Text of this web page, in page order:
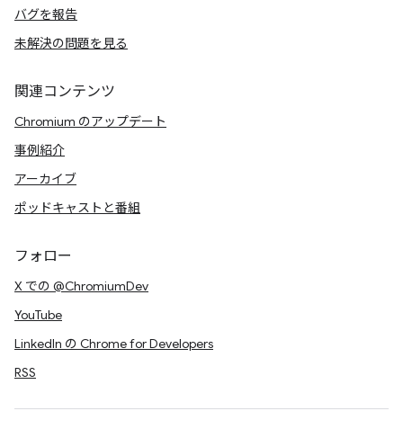
バグを報告
未解決の問題を見る
関連コンテンツ
Chromium のアップデート
事例紹介
アーカイブ
ポッドキャストと番組
フォロー
X での @ChromiumDev
YouTube
LinkedIn の Chrome for Developers
RSS